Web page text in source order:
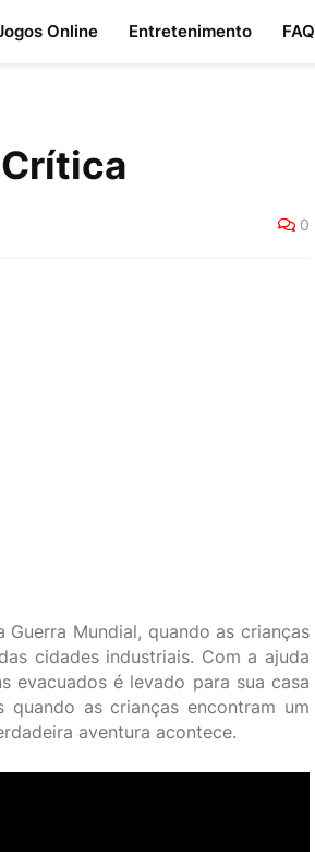
Online Entretenimento FAQ
0
Mundial, quando as crianças
cidades industriais. Com a ajuda
evacuados é levado para sua casa
as crianças encontram um
aventura acontece.